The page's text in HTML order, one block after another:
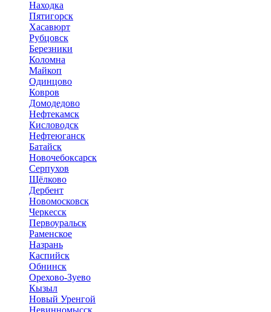
Находка
Пятигорск
Хасавюрт
Рубцовск
Березники
Коломна
Майкоп
Одинцово
Ковров
Домодедово
Нефтекамск
Кисловодск
Нефтеюганск
Батайск
Новочебоксарск
Серпухов
Щёлково
Дербент
Новомосковск
Черкесск
Первоуральск
Раменское
Назрань
Каспийск
Обнинск
Орехово-Зуево
Кызыл
Новый Уренгой
Невинномысск